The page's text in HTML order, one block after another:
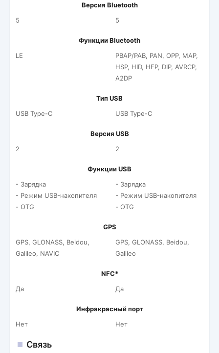
Версия Bluetooth
5
5
Функции Bluetooth
LE
PBAP/PAB, PAN, OPP, MAP,
HSP, HID, HFP, DIP, AVRCP,
A2DP
Тип USB
USB Type-C
USB Type-C
Версия USB
2
2
Функции USB
- Зарядка
- Режим USB-накопителя
- OTG
- Зарядка
- Режим USB-накопителя
- OTG
GPS
GPS, GLONASS, Beidou,
Galileo, NAVIC
GPS, GLONASS, Beidou,
Galileo
NFC*
Да
Да
Инфракрасный порт
Нет
Нет
Связь